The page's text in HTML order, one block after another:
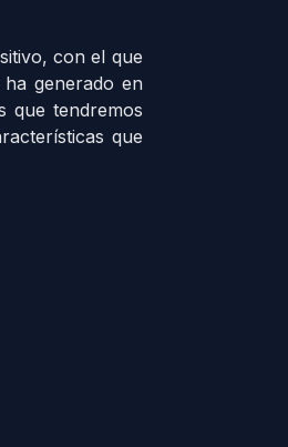
con el que
generado en
que tendremos
que